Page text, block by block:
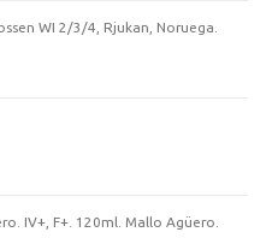
WI 2/3/4, Rjukan, Noruega.
IV+, F+. 120ml. Mallo Agüero.